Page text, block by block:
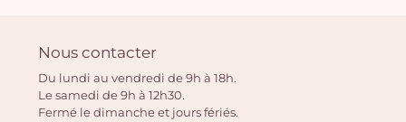
Nous contacter
Du lundi au vendredi de 9h à 18h.
Le samedi de 9h à 12h30.
Fermé le dimanche et jours fériés.